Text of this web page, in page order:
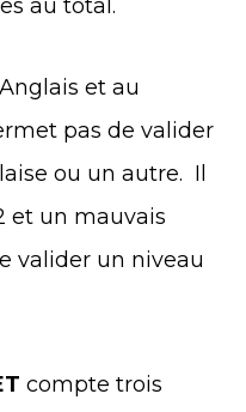
au total.
et au
pas de valider
ou un autre. Il
et un mauvais
valider un niveau
compte trois